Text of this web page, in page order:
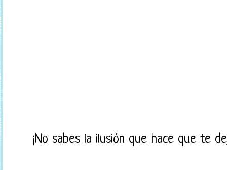
¡No sabes la ilusión que hace que te